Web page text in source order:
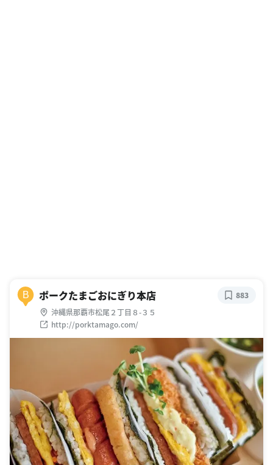
B ポークたまごおにぎり本店
沖縄県那覇市松尾２丁目８-３５
http://porktamago.com/
883